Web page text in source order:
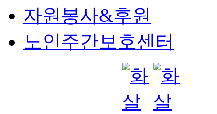
자원봉사&후원
노인주간보호센터